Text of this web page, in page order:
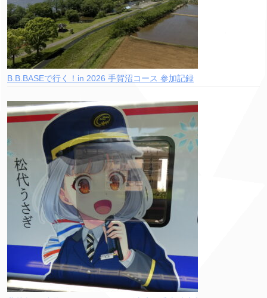
B.B.BASEで行く！in 2026 手賀沼コース 参加記録